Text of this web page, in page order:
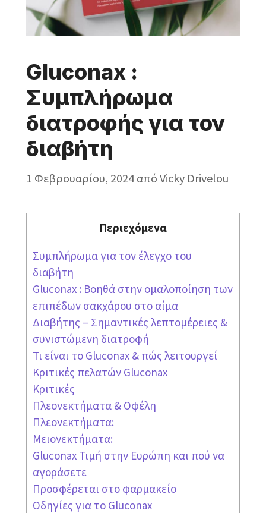
Gluconax :
Συμπλήρωμα
διατροφής για τον
διαβήτη
1 Φεβρουαρίου, 2024 από Vicky Drivelou
Περιεχόμενα
Συμπλήρωμα για τον έλεγχο του
διαβήτη
Gluconax : Βοηθά στην ομαλοποίηση των
επιπέδων σακχάρου στο αίμα
Διαβήτης – Σημαντικές λεπτομέρειες &
συνιστώμενη διατροφή
Τι είναι το Gluconax & πώς λειτουργεί
Κριτικές πελατών Gluconax
Κριτικές
Πλεονεκτήματα & Οφέλη
Πλεονεκτήματα:
Μειονεκτήματα:
Gluconax Τιμή στην Ευρώπη και πού να
αγοράσετε
Προσφέρεται στο φαρμακείο
Οδηγίες για το Gluconax